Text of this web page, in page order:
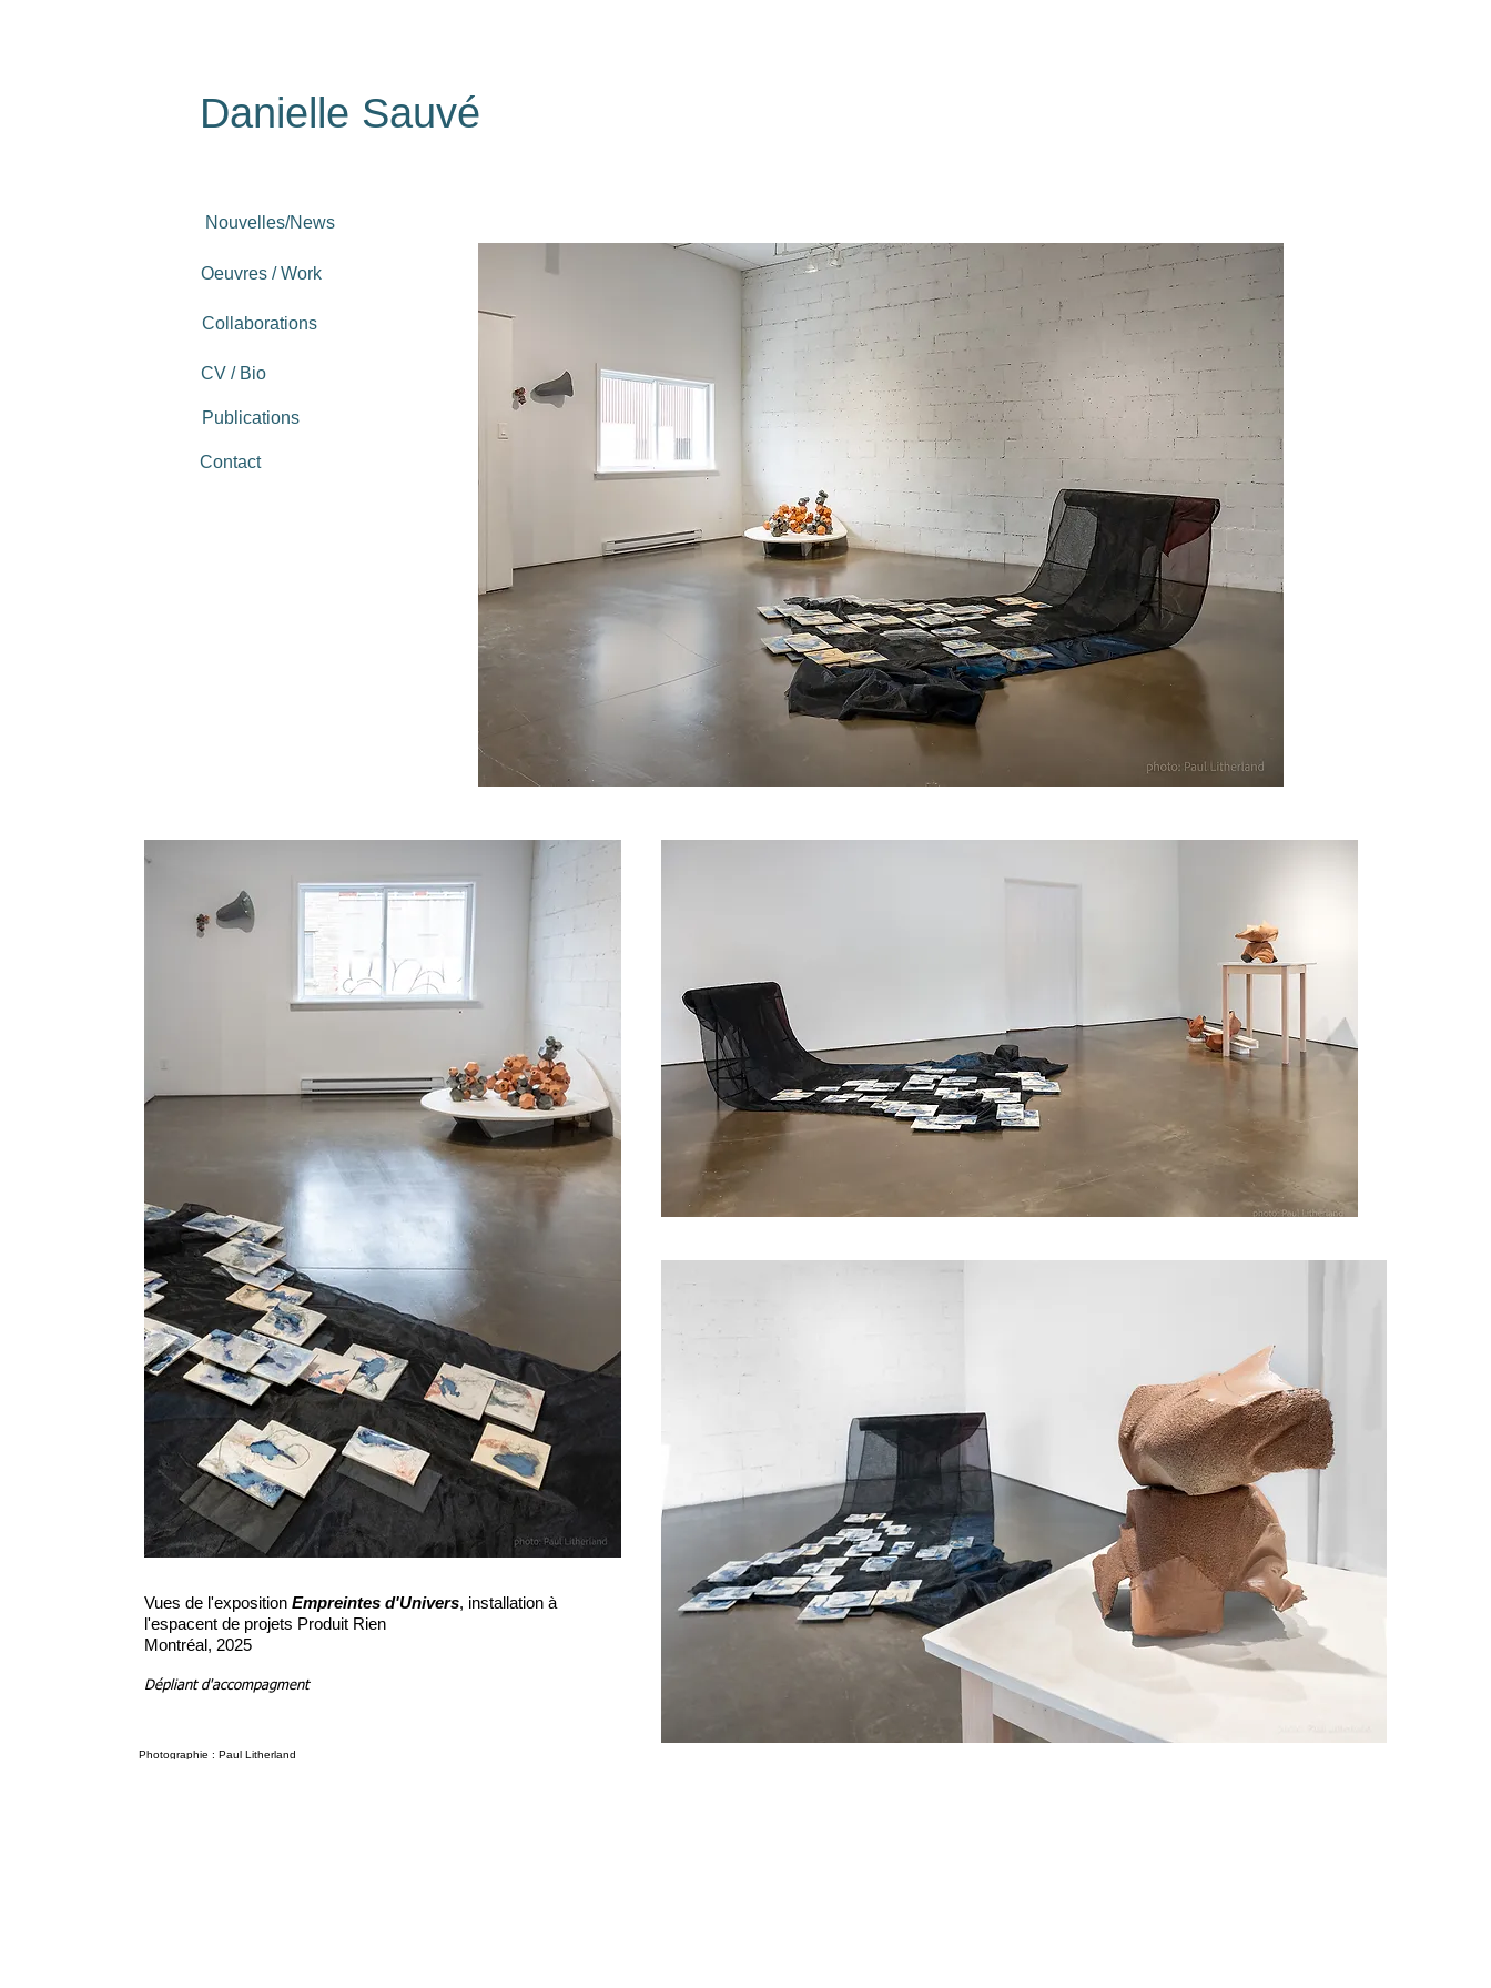
Danielle Sauvé
Vues de l'exposition Empreintes d'Univers, installation à
l'espacent de projets Produit Rien
Montréal, 2025
Dépliant d'accompagment
Photographie : Paul Litherland
Oeuvres / Work
CV / Bio
Contact
Collaborations
Nouvelles/News
Publications